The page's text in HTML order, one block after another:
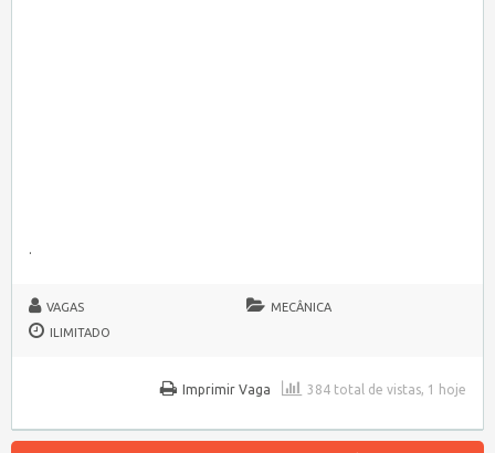
.
VAGAS
MECÂNICA
ILIMITADO
384 total de vistas, 1 hoje
Imprimir Vaga